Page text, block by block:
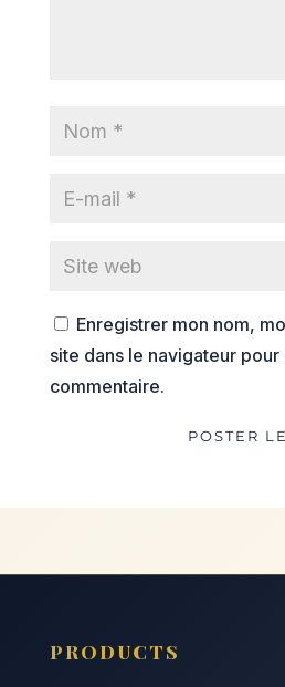
Enregistrer mon nom,
site dans le navigateur
commentaire.
PRODUCTS